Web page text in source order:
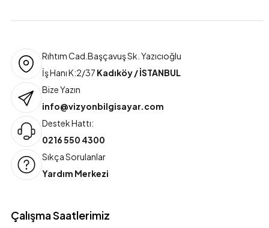
Rıhtım Cad.Başçavuş Sk. Yazıcıoğlu
İş Hanı K:2/37 Kadıköy / İSTANBUL
Bize Yazın
info@vizyonbilgisayar.com
Destek Hattı:
0216 550 4300
Sıkça Sorulanlar
Yardım Merkezi
Çalışma Saatlerimiz